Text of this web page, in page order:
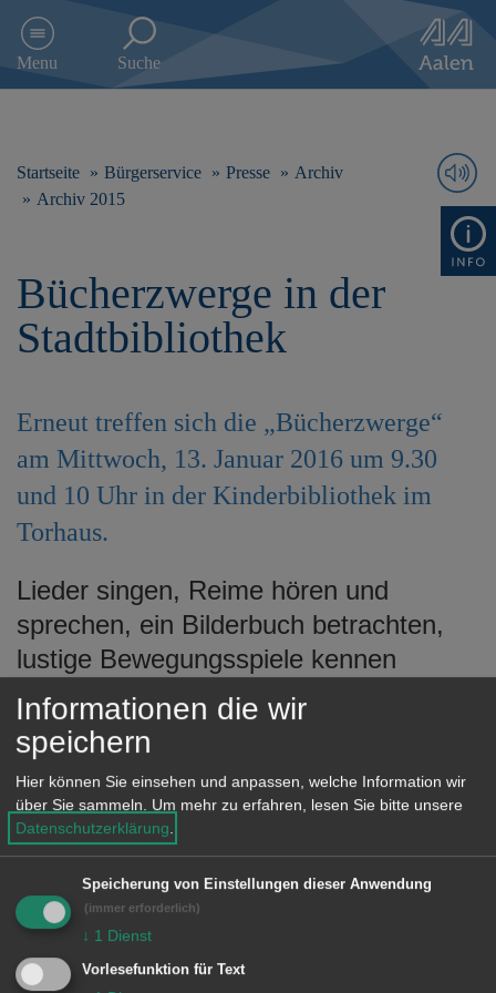
e
Menu Suche
Startseite Bürgerservice Presse
Archiv
Archiv 2015
Bücherzwerge in der
Stadtbibliothek
Erneut treffen sich die „Bücherzwerge“
am Mittwoch, 13. Januar 2016 um 9.30
und 10 Uhr in der Kinderbibliothek im
Torhaus.
Lieder singen, Reime hören und
sprechen, ein Bilderbuch betrachten,
lustige Bewegungsspiele kennen
lernen. Die Lust an der Sprache wird
geweckt und die Freude an Worten
spielerisch entdeckt.
Für Kinder von ein bis vier Jahren in
Begleitung eines Erwachsenen. Der
Eintritt ist frei.
Wegen der begrenzten Anzahl der
Plätze ist eine Anmeldung unter
Telefon: 07361 52-2590 bei Margrit
Informationen die wir
speichern
Hier können Sie einsehen und anpassen, welche Information wir
über Sie sammeln.
Um mehr zu erfahren, lesen Sie bitte unsere
Datenschutzerklärung
Speicherung von Einstellungen dieser Anwendung
(immer erforderlich)
↓ 1 Dienst
Vorlesefunktion für Text